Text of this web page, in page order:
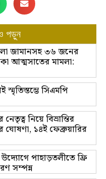
পড়ুন
জামানসহ ৩৬ জনের
আত্মসাতের মামলা:
সিএমপি
নিয়ে বিভ্রান্তির
১৪ই ফেব্রুয়ারির
পাহাড়তলীতে ফ্রি
সম্পন্ন